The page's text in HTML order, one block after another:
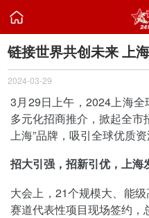

链接世界共创未来 上
2024-03-29
3月29日上午，2024上海
多元化招商推介，掀起全市
上海”品牌，吸引全球优质资
招大引强，招新引优，上
大会上，21个规模大、能
赛道代表性项目现场签约，